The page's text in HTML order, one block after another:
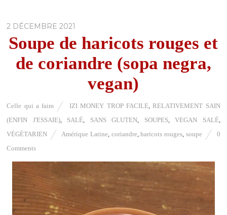
2 DÉCEMBRE 2021
Soupe de haricots rouges et
de coriandre (sopa negra,
vegan)
Celle qui a faim IZI MONEY TROP FACILE,RELATIVEMENT SAIN
(ENFIN J'ESSAIE), SALÉ SANS GLUTEN SOUPES,VEGAN SALÉ,
VÉGÉTARIEN
Amérique Latine coriandre ,haricots rouges soupe
0
Comments